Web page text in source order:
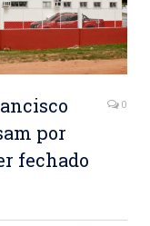
por
fechado
0